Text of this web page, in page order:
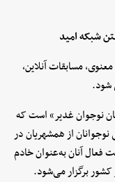
شبکه امید
مسابقات آنلاین،
شود.
نوجوان غدیر» است که
از همشهریان در
فعال آنان به‌عنوان خادم